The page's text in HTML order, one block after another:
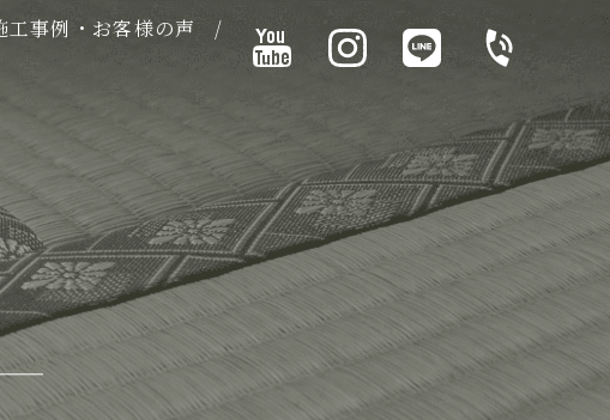
工事例・お客様の声